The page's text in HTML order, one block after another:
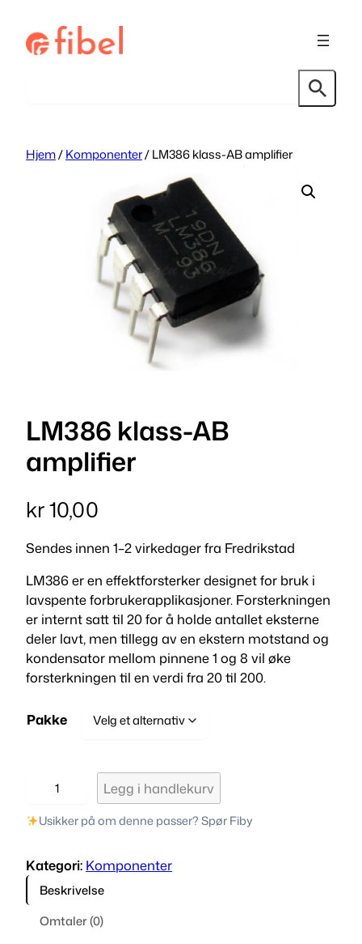
innhold
Hjem/Komponenter/ LM386 klass-AB amplifier
LM386 klass-AB
amplifier
kr10,00
Sendes innen 1–2 virkedager fra Fredrikstad
LM386 er en effektforsterker designet for bruk i
lavspente forbrukerapplikasjoner. Forsterkningen
er internt satt til 20 for å holde antallet eksterne
deler lavt, men tillegg av en ekstern motstand og
kondensator mellom pinnene 1 og 8 vil øke
forsterkningen til en verdi fra 20 til 200.
Pakke
3
6
k
l
Legg i handlekurv
Usikker på om denne passer? Spør Fiby
Kategori: Komponenter
Beskrivelse
Omtaler (0)